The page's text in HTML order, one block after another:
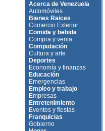
Acerca de Venezuela
Automóviles
Bienes Raices
Comercio Exterior
Comida y bebida
Compra y venta
Computación
Cultura y arte
Deportes
Economía y finanzas
Educación
Emergencias
Empleo y trabajo
Empresas
Entretenimiento
Eventos y fiestas
Franquicias
Gobierno